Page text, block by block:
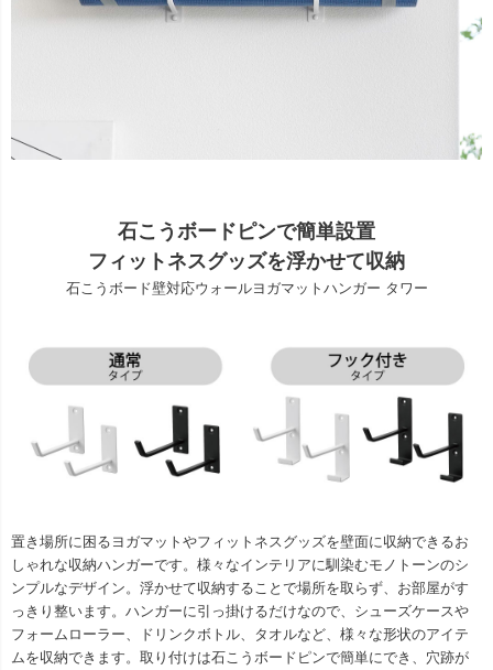
石こうボードピンで簡単設置
フィットネスグッズを浮かせて収納
石こうボード壁対応ウォールヨガマットハンガー タワー
置き場所に困るヨガマットやフィットネスグッズを壁面に収納できるお
しゃれな収納ハンガーです。様々なインテリアに馴染むモノトーンのシ
ンプルなデザイン。浮かせて収納することで場所を取らず、お部屋がす
っきり整います。ハンガーに引っ掛けるだけなので、シューズケースや
フォームローラー、ドリンクボトル、タオルなど、様々な形状のアイテ
ムを収納できます。取り付けは石こうボードピンで簡単にでき、穴跡が